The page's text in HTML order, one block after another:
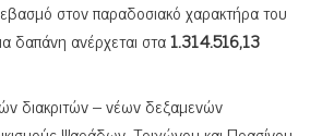
στον παραδοσιακό χαρακτήρα του
δαπάνη ανέρχεται στα1.314.516,13
διακριτών – νέων δεξαμενών